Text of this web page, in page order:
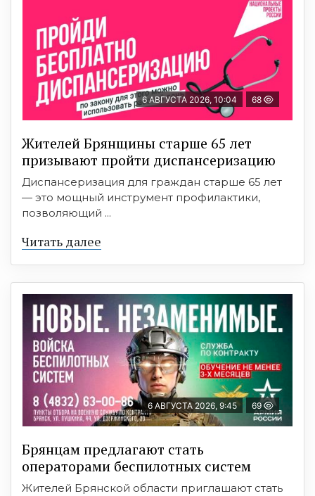
6 АВГУСТА 2026, 10:04 68
Жителей Брянщины старше 65 лет
призывают пройти диспансеризацию
Диспансеризация для граждан старше 65 лет
— это мощный инструмент профилактики,
позволяющий ...
Читать далее
6 АВГУСТА 2026, 9:45 69
Брянцам предлагают cтать
оперaтoрами бeспилотных систeм
Жителей Брянской области приглашают стать